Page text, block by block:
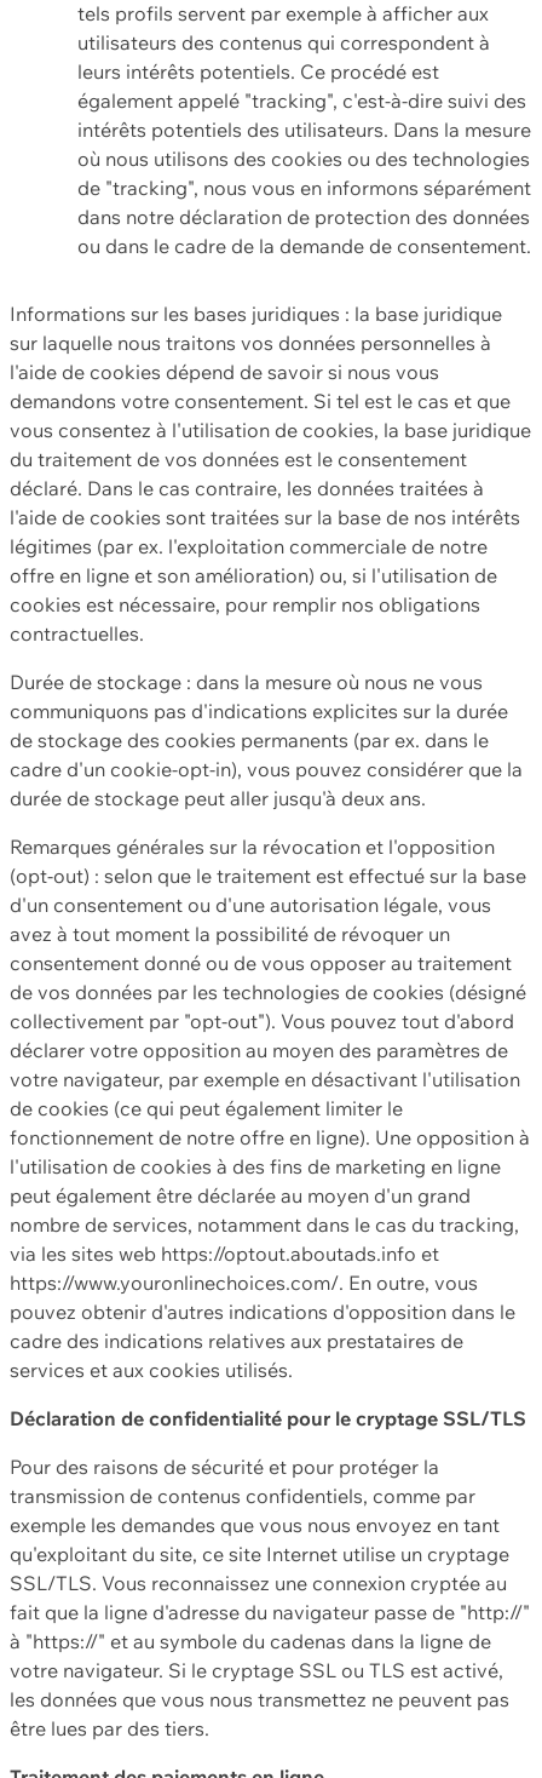
tels profils servent par exemple à afficher aux
utilisateurs des contenus qui correspondent à
leurs intérêts potentiels. Ce procédé est
également appelé "tracking", c'est-à-dire suivi des
intérêts potentiels des utilisateurs. Dans la mesure
où nous utilisons des cookies ou des technologies
de "tracking", nous vous en informons séparément
dans notre déclaration de protection des données
ou dans le cadre de la demande de consentement.
Informations sur les bases juridiques : la base juridique
sur laquelle nous traitons vos données personnelles à
l'aide de cookies dépend de savoir si nous vous
demandons votre consentement. Si tel est le cas et que
vous consentez à l'utilisation de cookies, la base juridique
du traitement de vos données est le consentement
déclaré. Dans le cas contraire, les données traitées à
l'aide de cookies sont traitées sur la base de nos intérêts
légitimes (par ex. l'exploitation commerciale de notre
offre en ligne et son amélioration) ou, si l'utilisation de
cookies est nécessaire, pour remplir nos obligations
contractuelles.
Durée de stockage : dans la mesure où nous ne vous
communiquons pas d'indications explicites sur la durée
de stockage des cookies permanents (par ex. dans le
cadre d'un cookie-opt-in), vous pouvez considérer que la
durée de stockage peut aller jusqu'à deux ans.
Remarques générales sur la révocation et l'opposition
(opt-out) : selon que le traitement est effectué sur la base
d'un consentement ou d'une autorisation légale, vous
avez à tout moment la possibilité de révoquer un
consentement donné ou de vous opposer au traitement
de vos données par les technologies de cookies (désigné
collectivement par "opt-out"). Vous pouvez tout d'abord
déclarer votre opposition au moyen des paramètres de
votre navigateur, par exemple en désactivant l'utilisation
de cookies (ce qui peut également limiter le
fonctionnement de notre offre en ligne). Une opposition à
l'utilisation de cookies à des fins de marketing en ligne
peut également être déclarée au moyen d'un grand
nombre de services, notamment dans le cas du tracking,
via les sites web https://optout.aboutads.info et
https://www.youronlinechoices.com/. En outre, vous
pouvez obtenir d'autres indications d'opposition dans le
cadre des indications relatives aux prestataires de
services et aux cookies utilisés.
Déclaration de confidentialité pour le cryptage SSL/TLS
Pour des raisons de sécurité et pour protéger la
transmission de contenus confidentiels, comme par
exemple les demandes que vous nous envoyez en tant
qu'exploitant du site, ce site Internet utilise un cryptage
SSL/TLS. Vous reconnaissez une connexion cryptée au
fait que la ligne d'adresse du navigateur passe de "http://"
à "https://" et au symbole du cadenas dans la ligne de
votre navigateur. Si le cryptage SSL ou TLS est activé,
les données que vous nous transmettez ne peuvent pas
être lues par des tiers.